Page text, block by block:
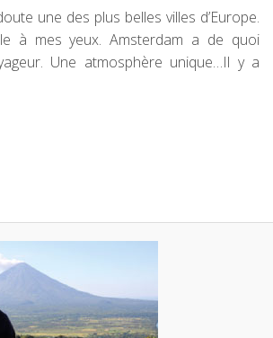
une des plus belles villes d’Europe.
à mes yeux. Amsterdam a de quoi
Une atmosphère unique…Il y a